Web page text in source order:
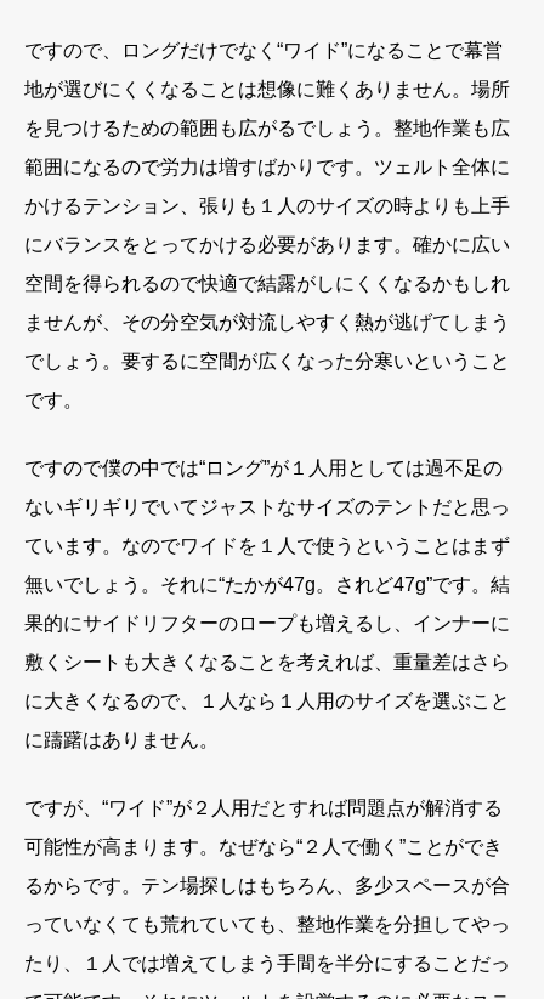
ですので、ロングだけでなく“ワイド”になることで幕営
地が選びにくくなることは想像に難くありません。場所
を見つけるための範囲も広がるでしょう。整地作業も広
範囲になるので労力は増すばかりです。ツェルト全体に
かけるテンション、張りも１人のサイズの時よりも上手
にバランスをとってかける必要があります。確かに広い
空間を得られるので快適で結露がしにくくなるかもしれ
ませんが、その分空気が対流しやすく熱が逃げてしまう
でしょう。要するに空間が広くなった分寒いということ
です。
ですので僕の中では“ロング”が１人用としては過不足の
ないギリギリでいてジャストなサイズのテントだと思っ
ています。なのでワイドを１人で使うということはまず
無いでしょう。それに“たかが47g。されど47g”です。結
果的にサイドリフターのロープも増えるし、インナーに
敷くシートも大きくなることを考えれば、重量差はさら
に大きくなるので、１人なら１人用のサイズを選ぶこと
に躊躇はありません。
ですが、“ワイド”が２人用だとすれば問題点が解消する
可能性が高まります。なぜなら“２人で働く”ことができ
るからです。テン場探しはもちろん、多少スペースが合
っていなくても荒れていても、整地作業を分担してやっ
たり、１人では増えてしまう手間を半分にすることだっ